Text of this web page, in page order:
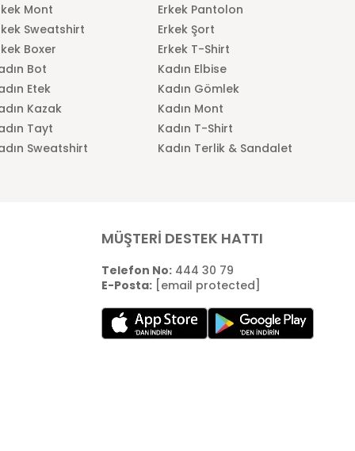
Mont
Erkek Pantolon
Sweatshirt
Erkek Şort
Boxer
Erkek T-Shirt
Bot
Kadın Elbise
Etek
Kadın Gömlek
Kazak
Kadın Mont
Tayt
Kadın T-Shirt
Sweatshirt Kadın Terlik & Sandalet
MÜŞTERİ DESTEK HATTI
Telefon No:444 30 79
E-Posta: [email protected]